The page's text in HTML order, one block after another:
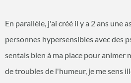
En parallèle, j'ai créé il y a 2 ans une
personnes hypersensibles avec des
sentais bien à ma place pour animer
de troubles de l'humeur, je me sens